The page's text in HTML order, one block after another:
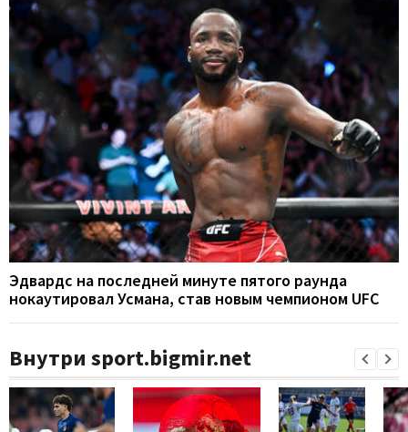
Эдвардс на последней минуте пятого раунда
нокаутировал Усмана, став новым чемпионом UFC
Внутри sport.bigmir.net